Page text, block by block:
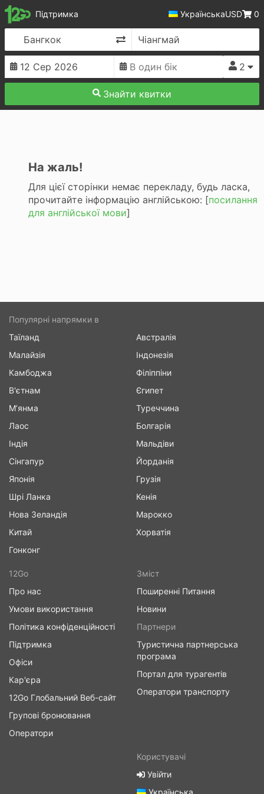
12Go Підтримка УкраїнськаUSD 0
Змінити напрямок
2
Знайти квитки
На жаль!
Для цієї сторінки немає перекладу, будь ласка,
прочитайте інформацію англійською: [посилання
для англійської мови]
12Go
Про нас
Умови використання
Політика конфіденційності
Підтримка
Офіси
Кар'єра
12Go Глобальний Веб-сайт
Групові бронювання
Оператори
Зміст
Поширенні Питання
Новини
Партнери
Туристична партнерська
програма
Портал для турагентів
Оператори транспорту
Популярні напрямки в
Таїланд
Малайзія
Камбоджа
В'єтнам
М’янма
Лаос
Індія
Сінгапур
Японія
Шрі Ланка
Нова Зеландія
Китай
Гонконг
Австралія
Індонезія
Філіппіни
Єгипет
Туреччина
Болгарія
Мальдіви
Йорданія
Грузія
Кенія
Марокко
Хорватія
Користувачі
Увійти
Українська